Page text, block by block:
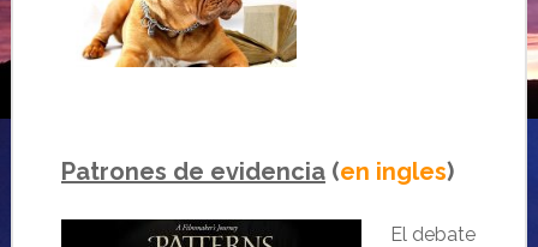
Patrones de evidencia(en ingles)
El debate